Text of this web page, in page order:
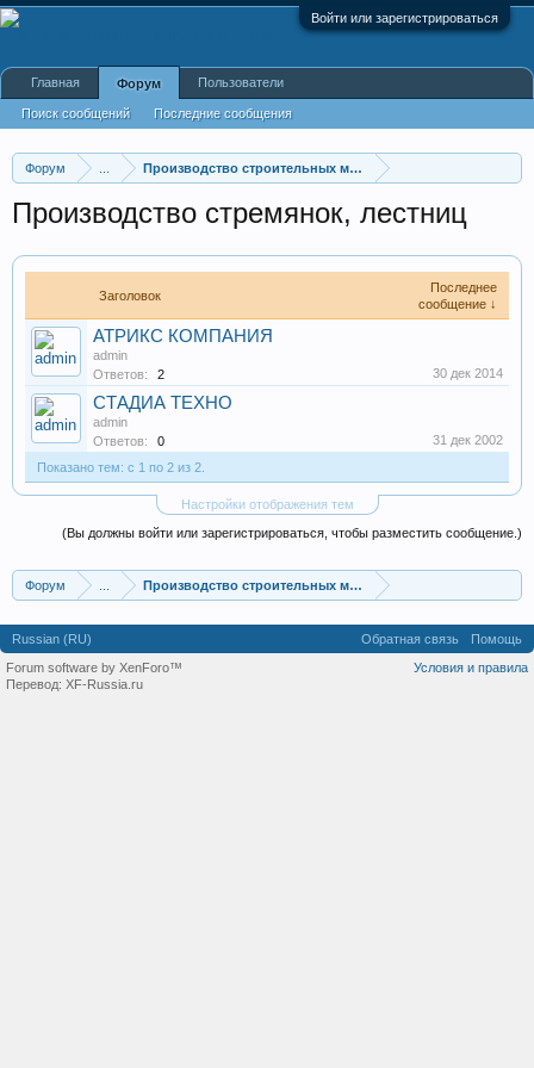
Войти или зарегистрироваться
Форум Производство строительных материалов, оборудования
Производство стремянок, лестниц
Заголовок
Последнее
сообщение ↓
АТРИКС КОМПАНИЯ
admin
Ответов:
2 30 дек 2014
СТАДИА ТЕХНО
admin
Ответов:
0
31 дек 2002
Показано тем: с 1 по 2 из 2.
Настройки отображения тем
(Вы должны войти или зарегистрироваться, чтобы разместить сообщение.)
Форум Производство строительных материалов, оборудования
Главная Форум
Поиск сообщений Последние сообщения
Пользователи
Russian (RU) Обратная связь
Помощь
Условия и правила
Forum software by XenForo™
Перевод: XF-Russia.ru